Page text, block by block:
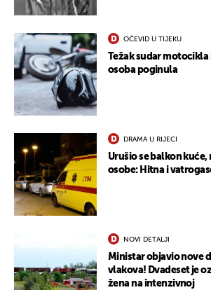
OČEVID U TIJEKU
Težak sudar
osoba poginula
DRAMA U RIJECI
Urušio se balkon kuće,
osobe: Hitna i
NOVI DETALJI
Ministar objavio nove
vlakova! Dvadeset je
žena na intenzivnoj
UKLJUČITE